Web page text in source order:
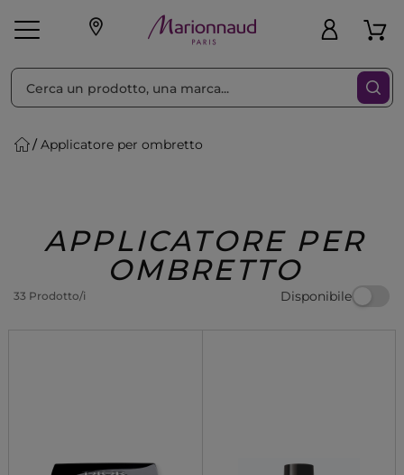
Make-up Profumi
Regalo
Applicatore per ombretto
APPLICATORE PER
OMBRETTO
33 Prodotto/i Disponibile
Ordina per Filtra